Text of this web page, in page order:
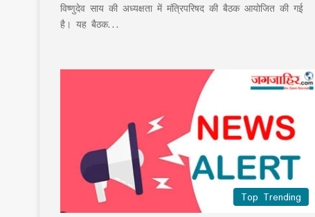
विष्णुदेव साय की अध्यक्षता में मंत्रिपरिषद की बैठक आयोजित की गई
है। यह बैठक…
Top Trending